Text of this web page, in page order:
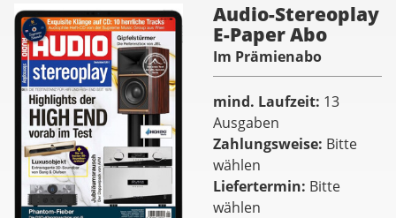
Audio-Stereoplay
E-Paper Abo
Im Prämienabo
mind. Laufzeit 13
Ausgaben
Zahlungsweise Bitte
wählen
Liefertermin Bitte
wählen